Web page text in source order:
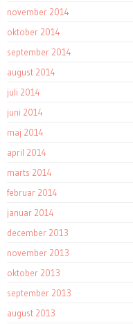
november 2014
oktober 2014
september 2014
august 2014
juli 2014
juni 2014
maj 2014
april 2014
marts 2014
februar 2014
januar 2014
december 2013
november 2013
oktober 2013
september 2013
august 2013